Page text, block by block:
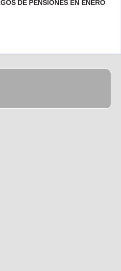
DE PENSIONES EN ENERO